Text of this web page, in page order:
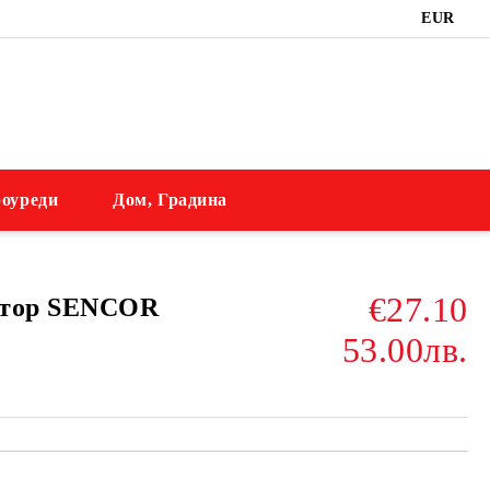
EUR
Дом, Градина
SENCOR
€27.10
53.00лв.